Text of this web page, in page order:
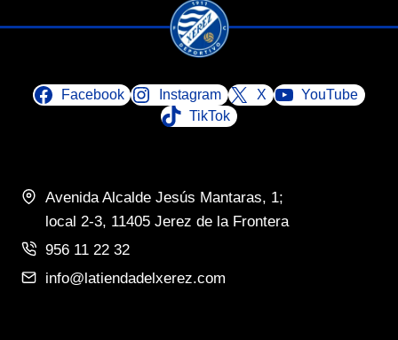
variantes.
Las
elegir
la
página
producto
tiene
múltiples
variantes.
Las
elegir
en
página
Facebook Instagram X
YouTube
TikTok
Avenida Alcalde Jesús Mantaras, 1;
local 2-3, 11405 Jerez de la Frontera
956 11 22 32
info@latiendadelxerez.com